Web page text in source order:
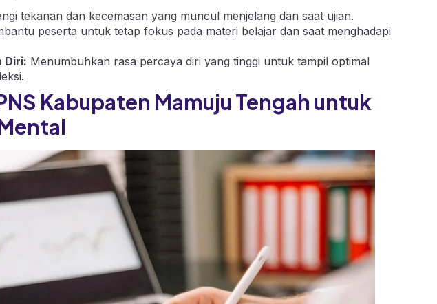
tekanan dan kecemasan yang muncul menjelang dan saat ujian.
peserta untuk tetap fokus pada materi belajar dan saat menghadapi
Diri: Menumbuhkan rasa percaya diri yang tinggi untuk tampil optimal
Kabupaten Mamuju Tengah untuk